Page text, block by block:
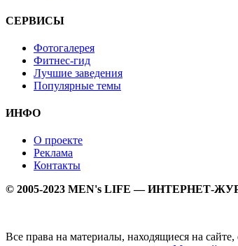
СЕРВИСЫ
Фотогалерея
Фитнес-гид
Лучшие заведения
Популярные темы
ИНФО
О проекте
Реклама
Контакты
© 2005-2023 MEN's LIFE — ИНТЕРНЕТ-
Все права на материалы, находящиеся на